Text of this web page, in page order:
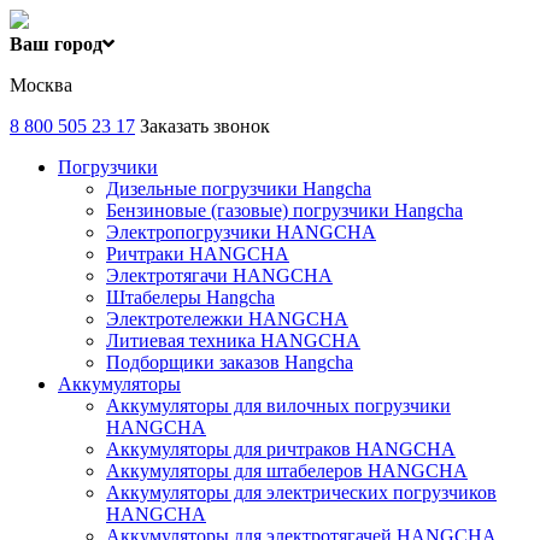
Ваш город
Москва
8 800 505 23 17 Заказать звонок
Погрузчики
Дизельные погрузчики Hangcha
Бензиновые (газовые) погрузчики Hangcha
Электропогрузчики HANGCHA
Ричтраки HANGCHA
Электротягачи HANGCHA
Штабелеры Hangcha
Электротележки HANGCHA
Литиевая техника HANGCHA
Подборщики заказов Hangcha
Аккумуляторы
Аккумуляторы для вилочных погрузчики
HANGCHA
Аккумуляторы для ричтраков HANGCHA
Аккумуляторы для штабелеров HANGCHA
Аккумуляторы для электрических погрузчиков
HANGCHA
Аккумуляторы для электротягачей HANGCHA